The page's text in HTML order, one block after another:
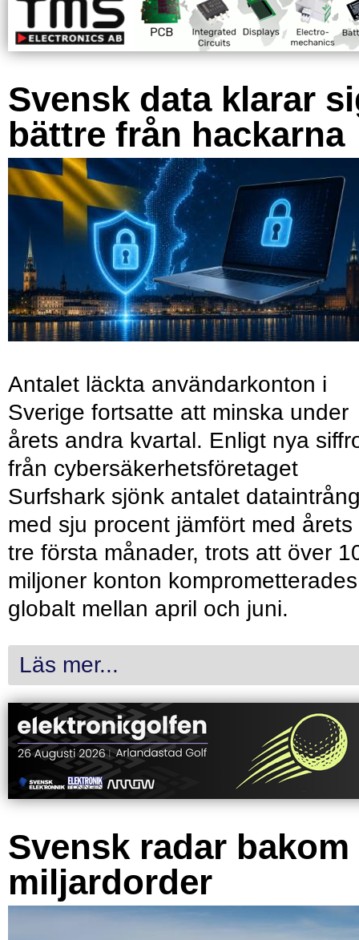
Svensk data klarar
bättre från hackarna
Antalet läckta användarkonton i
Sverige fortsatte att minska under
årets andra kvartal. Enligt nya
från cybersäkerhetsföretaget
Surfshark sjönk antalet
med sju procent jämfört med årets
tre första månader, trots att över
miljoner konton komprometterades
globalt mellan april och juni.
Läs mer...
Svensk radar bakom
miljardorder